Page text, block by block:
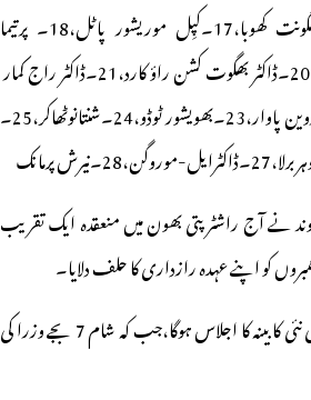
15۔ چوہان دیوسنگھ،16۔بھگونت کھوبا،17۔کپِل موریشور پاٹل،18۔ پرتیما
بھومک19۔ڈاکٹرسبھاش سرکار،20۔ڈاکٹر بھگوت کشن راؤ کارد،21۔ڈاکٹر راج کمار
راجن سنگھ،22۔ڈاکٹر بھارتی پروین پاوار،23۔بھویشور ٹوڈو،24۔شنتانوٹھاکر،25۔
نے آج راشٹرپتی بھون میں منعقدہ ایک تقریب
کو اپنے عہدہ رازداری کا حلف دلایا۔
جمعرات کو شام 5 بجے مودی کی نئی کابینہ کا اجلاس ہوگا،جب کہ شام 7 بجے وزرا کی